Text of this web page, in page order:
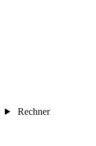
Rechner